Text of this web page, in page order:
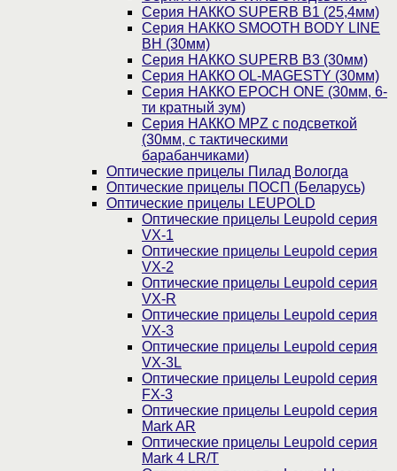
Серия НАККО SUPERB B1 (25,4мм)
Серия НАККО SMOOTH BODY LINE
BH (30мм)
Серия НАККО SUPERB B3 (30мм)
Серия НАККО OL-MAGESTY (30мм)
Серия НАККО EPOCH ONE (30мм, 6-
ти кратный зум)
Серия НАККО MPZ с подсветкой
(30мм, c тактическими
барабанчиками)
Оптические прицелы Пилад Вологда
Оптические прицелы ПОСП (Беларусь)
Оптические прицелы LEUPOLD
Оптические прицелы Leupold серия
VX-1
Оптические прицелы Leupold серия
VX-2
Оптические прицелы Leupold серия
VX-R
Оптические прицелы Leupold серия
VX-3
Оптические прицелы Leupold серия
VX-3L
Оптические прицелы Leupold серия
FX-3
Оптические прицелы Leupold серия
Mark AR
Оптические прицелы Leupold серия
Mark 4 LR/T